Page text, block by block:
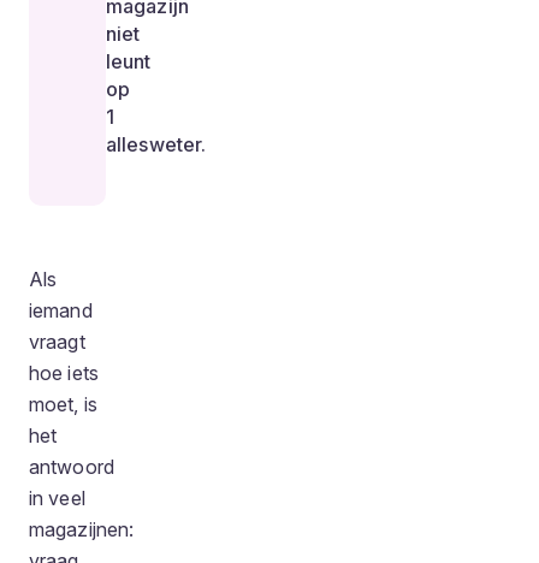
magazijn
niet
leunt
op
1
allesweter.
Als
iemand
vraagt
hoe iets
moet, is
het
antwoord
in veel
magazijnen: